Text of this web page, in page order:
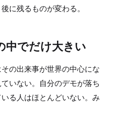
に残るものが変わる。
中でだけ大きい
の出来事が世界の中心にな
いない。自分のデモが落ち
る人はほとんどいない。み